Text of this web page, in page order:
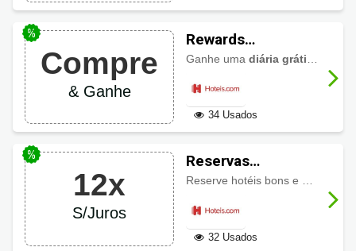
Compre
& Ganhe
Rewards
Hoteis.com:
e ganhe 1 diária
Ganhe umadiária grátis
34 Usados
12x
S/Juros
Reservas
Hoteis.com em
juros
Reserve hotéis bons e baratos em Hoteis.com e ainda podendo parcelar em até 12 vezes sem juros*. Aproveite!
32 Usados